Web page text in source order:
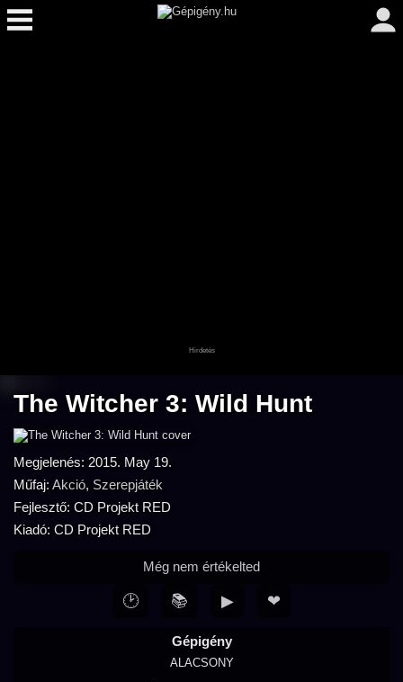
The Witcher 3: Wild Hunt
Megjelenés: 2015. May 19.
Műfaj: Akció, Szerepjáték
Fejlesztő: CD Projekt RED
Kiadó: CD Projekt RED
Gépigény
ALACSONY
Még nem értékelted
🕑 📚 ▶ ❤